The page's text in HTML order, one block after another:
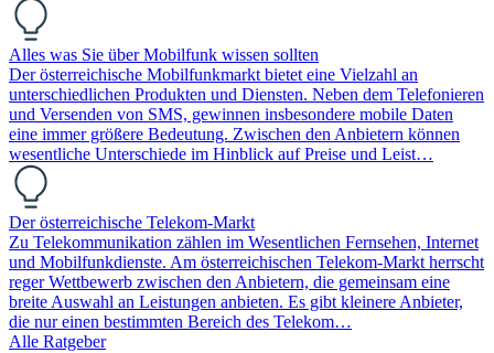
Alles was Sie über Mobilfunk wissen sollten
Der österreichische Mobilfunkmarkt bietet eine Vielzahl an
unterschiedlichen Produkten und Diensten. Neben dem Telefonieren
und Versenden von SMS, gewinnen insbesondere mobile Daten
eine immer größere Bedeutung. Zwischen den Anbietern können
wesentliche Unterschiede im Hinblick auf Preise und Leist…
Der österreichische Telekom-Markt
Zu Telekommunikation zählen im Wesentlichen Fernsehen, Internet
und Mobilfunkdienste. Am österreichischen Telekom-Markt herrscht
reger Wettbewerb zwischen den Anbietern, die gemeinsam eine
breite Auswahl an Leistungen anbieten. Es gibt kleinere Anbieter,
die nur einen bestimmten Bereich des Telekom…
Alle Ratgeber